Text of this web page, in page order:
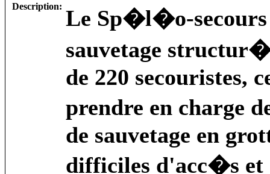
Description: Le Sp�l�o-secours
sauvetage
de 220 secouristes,
prendre en charge
de sauvetage en
difficiles d'acc�s et